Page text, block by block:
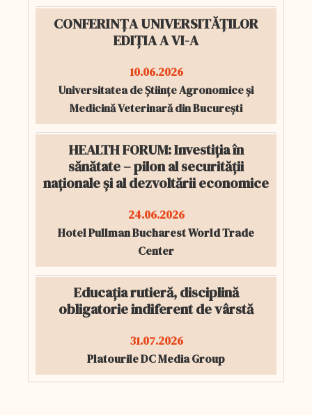
CONFERINȚA UNIVERSITĂȚILOR
EDIȚIA A VI-A
10.06.2026
Universitatea de Științe Agronomice și
Medicină Veterinară din București
HEALTH FORUM: Investiția în
sănătate – pilon al securității
naționale și al dezvoltării economice
24.06.2026
Hotel Pullman Bucharest World Trade
Center
Educația rutieră, disciplină
obligatorie indiferent de vârstă
31.07.2026
Platourile DC Media Group